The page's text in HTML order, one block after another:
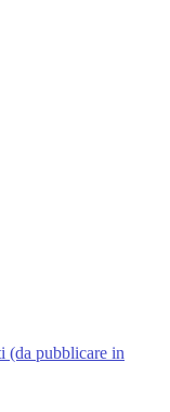
(da pubblicare in